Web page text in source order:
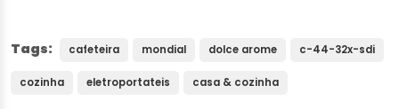
Tags: cafeteira mondial dolce arome c-44-32x-sdi
cozinha eletroportateis casa & cozinha